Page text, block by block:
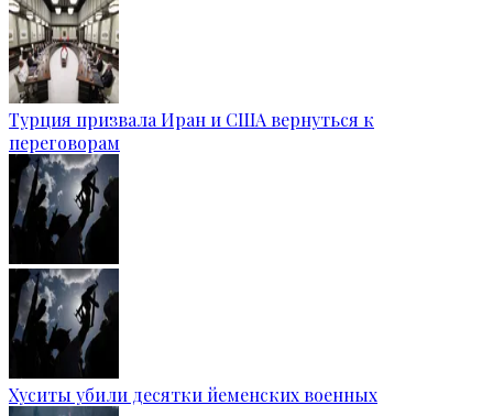
Турция призвала Иран и США вернуться к
переговорам
Хуситы убили десятки йеменских военных